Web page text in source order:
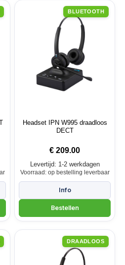
BLUETOOTH
Headset IPN W995 draadloos
DECT
€ 209.00
Levertijd: 1-2 werkdagen
Voorraad: op bestelling leverbaar
DRAADLOOS